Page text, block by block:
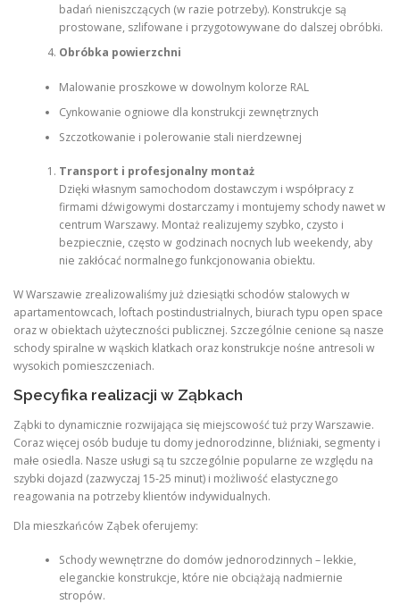
badań nieniszczących (w razie potrzeby). Konstrukcje są
prostowane, szlifowane i przygotowywane do dalszej obróbki.
Obróbka powierzchni
Malowanie proszkowe w dowolnym kolorze RAL
Cynkowanie ogniowe dla konstrukcji zewnętrznych
Szczotkowanie i polerowanie stali nierdzewnej
Transport i profesjonalny montaż
Dzięki własnym samochodom dostawczym i współpracy z
firmami dźwigowymi dostarczamy i montujemy schody nawet w
centrum Warszawy. Montaż realizujemy szybko, czysto i
bezpiecznie, często w godzinach nocnych lub weekendy, aby
nie zakłócać normalnego funkcjonowania obiektu.
W Warszawie zrealizowaliśmy już dziesiątki schodów stalowych w
apartamentowcach, loftach postindustrialnych, biurach typu open space
oraz w obiektach użyteczności publicznej. Szczególnie cenione są nasze
schody spiralne w wąskich klatkach oraz konstrukcje nośne antresoli w
wysokich pomieszczeniach.
Specyfika realizacji w Ząbkach
Ząbki to dynamicznie rozwijająca się miejscowość tuż przy Warszawie.
Coraz więcej osób buduje tu domy jednorodzinne, bliźniaki, segmenty i
małe osiedla. Nasze usługi są tu szczególnie popularne ze względu na
szybki dojazd (zazwyczaj 15-25 minut) i możliwość elastycznego
reagowania na potrzeby klientów indywidualnych.
Dla mieszkańców Ząbek oferujemy:
Schody wewnętrzne do domów jednorodzinnych – lekkie,
eleganckie konstrukcje, które nie obciążają nadmiernie
stropów.